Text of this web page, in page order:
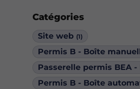
Catégories
Site web (1)
Permis B - Boîte
Passerelle permis BEA -
Permis B - Boîte